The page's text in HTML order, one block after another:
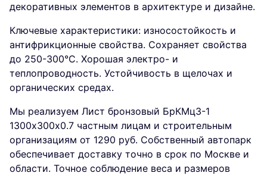
декоративных элементов в архитектуре и дизайне.
Ключевые характеристики: износостойкость и
антифрикционные свойства. Сохраняет свойства
до 250-300°C. Хорошая электро- и
теплопроводность. Устойчивость в щелочах и
органических средах.
Мы реализуем Лист бронзовый БрКМц3-1
1300х300х0.7 частным лицам и строительным
организациям от 1290 руб. Собственный автопарк
обеспечивает доставку точно в срок по Москве и
области. Точное соблюдение веса и размеров